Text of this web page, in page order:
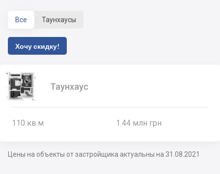
Все Таунхаусы
Хочу скидку!
Таунхаус
110 кв.м 1.44 млн грн
Цены на объекты от застройщика актуальны на 31.08.2021